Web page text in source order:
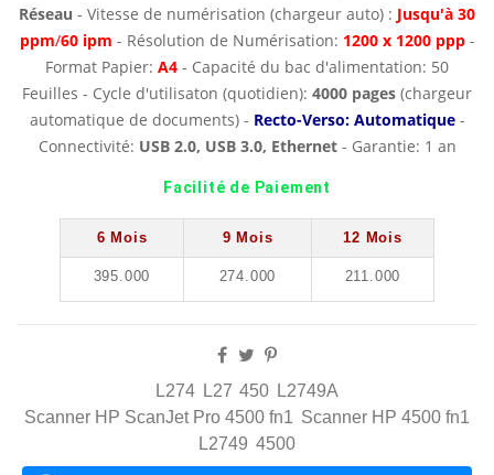
Réseau - Vitesse de numérisation (chargeur auto) : Jusqu'à 30
ppm/60 ipm - Résolution de Numérisation: 1200 x 1200 ppp -
Format Papier: A4 - Capacité du bac d'alimentation: 50
Feuilles - Cycle d'utilisaton (quotidien): 4000 pages (chargeur
automatique de documents) - Recto-Verso: Automatique -
Connectivité: USB 2.0, USB 3.0, Ethernet - Garantie: 1 an
Facilité de Paiement
6 Mois 9 Mois 12 Mois
395.000 274.000 211.000
L274 L27 450 L2749A
Scanner HP ScanJet Pro 4500 fn1 Scanner HP 4500 fn1
L2749 4500